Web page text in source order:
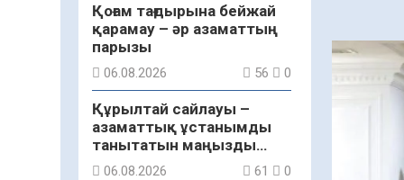
Қоғам тағдырына бейжай
қарамау – әр азаматтың
парызы
06.08.2026 56 0
Құрылтай сайлауы –
азаматтық ұстанымды
танытатын маңызды
қадам
06.08.2026 61 0